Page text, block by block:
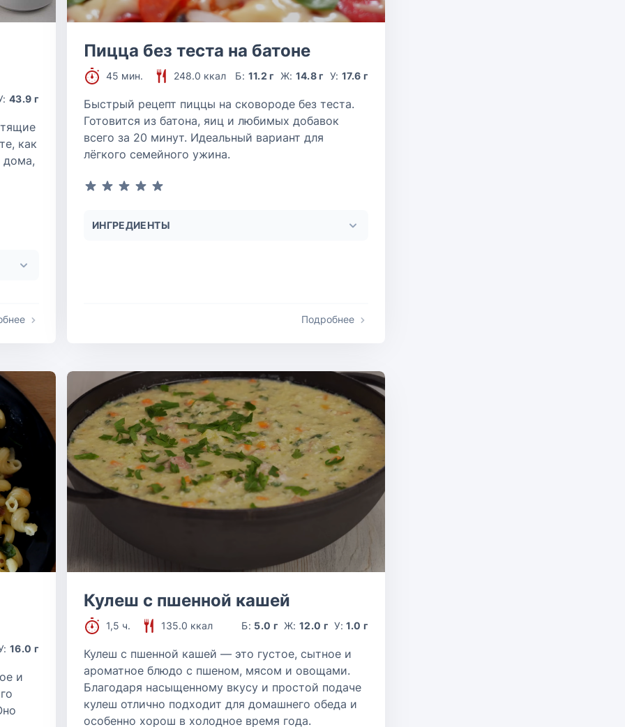
43.9 г
как
дома,
Пицца без теста на батоне
45 мин. 248.0 ккал Б: 11.2 г Ж: 14.8 г У: 17.6 г
Быстрый рецепт пиццы на сковороде без теста.
Готовится из батона, яиц и любимых добавок
всего за 20 минут. Идеальный вариант для
лёгкого семейного ужина.
ИНГРЕДИЕНТЫ
Подробнее
16.0 г
и
Кулеш с пшенной кашей
1,5 ч. 135.0 ккал Б: 5.0 г Ж:12.0 г У:1.0 г
Кулеш с пшенной кашей — это густое, сытное и
ароматное блюдо с пшеном, мясом и овощами.
Благодаря насыщенному вкусу и простой подаче
кулеш отлично подходит для домашнего обеда и
особенно хорош в холодное время года.